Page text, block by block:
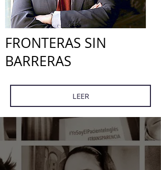
FRONTERAS SIN
BARRERAS
LEER